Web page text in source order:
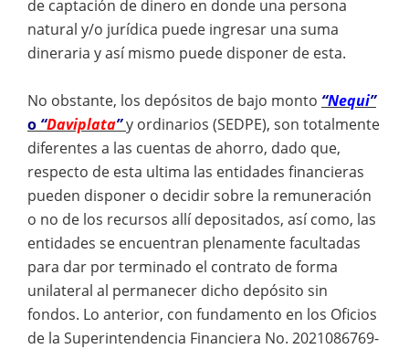
de captación de dinero en donde una persona
natural y/o jurídica puede ingresar una suma
dineraria y así mismo puede disponer de esta.
No obstante, los depósitos de bajo monto “Nequi”
o “Daviplata”y ordinarios (SEDPE), son totalmente
diferentes a las cuentas de ahorro, dado que,
respecto de esta ultima las entidades financieras
pueden disponer o decidir sobre la remuneración
o no de los recursos allí depositados, así como, las
entidades se encuentran plenamente facultadas
para dar por terminado el contrato de forma
unilateral al permanecer dicho depósito sin
fondos. Lo anterior, con fundamento en los Oficios
de la Superintendencia Financiera No. 2021086769-